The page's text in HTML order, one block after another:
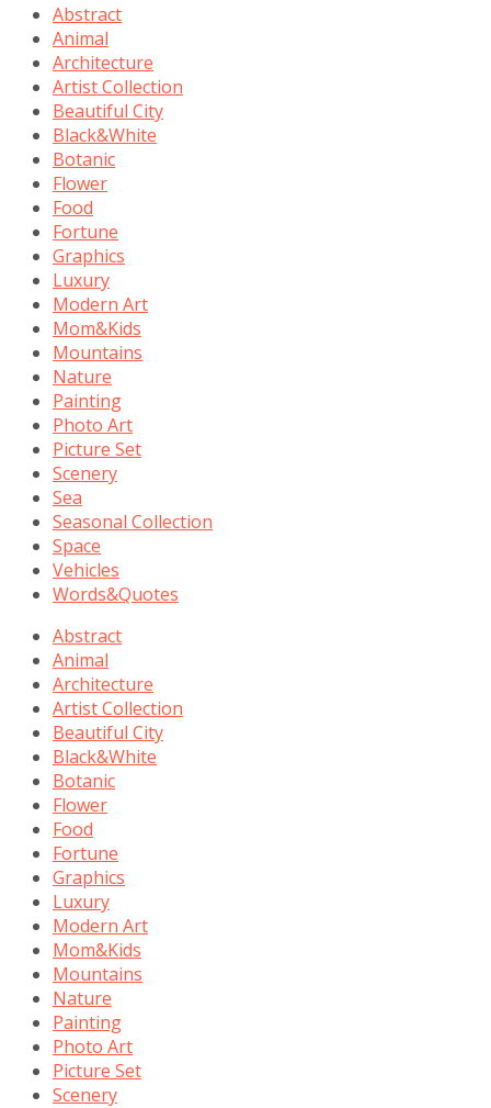
Abstract
Animal
Architecture
Artist Collection
Beautiful City
Black&White
Botanic
Flower
Food
Fortune
Graphics
Luxury
Modern Art
Mom&Kids
Mountains
Nature
Painting
Photo Art
Picture Set
Scenery
Sea
Seasonal Collection
Space
Vehicles
Words&Quotes
Abstract
Animal
Architecture
Artist Collection
Beautiful City
Black&White
Botanic
Flower
Food
Fortune
Graphics
Luxury
Modern Art
Mom&Kids
Mountains
Nature
Painting
Photo Art
Picture Set
Scenery